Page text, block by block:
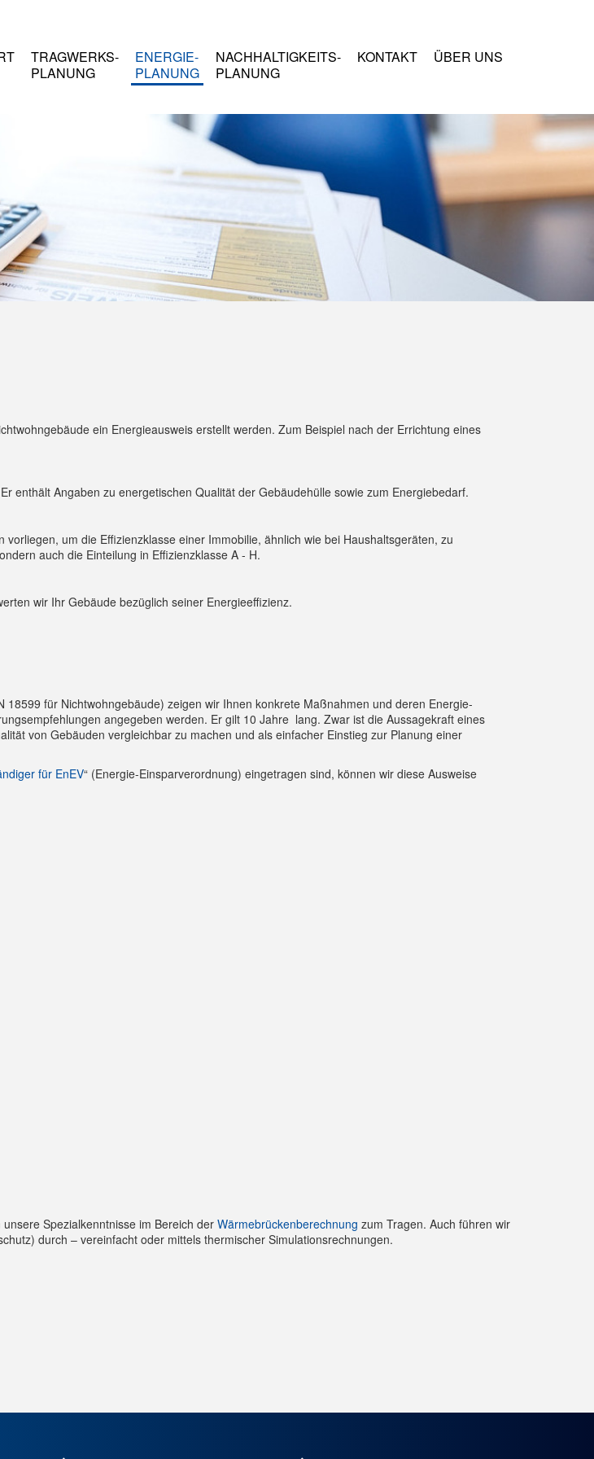
TRAGWERKS-
PLANUNG
ENERGIE-
PLANUNG
NACHHALTIGKEITS-
PLANUNG
KONTAKT ÜBER UNS
ein Energieausweis erstellt werden. Zum Beispiel nach der Errichtung eines
enthält Angaben zu energetischen Qualität der Gebäudehülle sowie zum Energiebedarf.
um die Effizienzklasse einer Immobilie, ähnlich wie bei Haushaltsgeräten, zu
auch die Einteilung in Effizienzklasse A - H.
wir Ihr Gebäude bezüglich seiner Energieeffizienz.
für Nichtwohngebäude) zeigen wir Ihnen konkrete Maßnahmen und deren Energie-
angegeben werden. Er gilt 10 Jahre lang. Zwar ist die Aussagekraft eines
von Gebäuden vergleichbar zu machen und als einfacher Einstieg zur Planung einer
für EnEV“ (Energie-Einsparverordnung) eingetragen sind, können wir diese Ausweise
Spezialkenntnisse im Bereich der Wärmebrückenberechnung zum Tragen. Auch führen wir
durch – vereinfacht oder mittels thermischer Simulationsrechnungen.